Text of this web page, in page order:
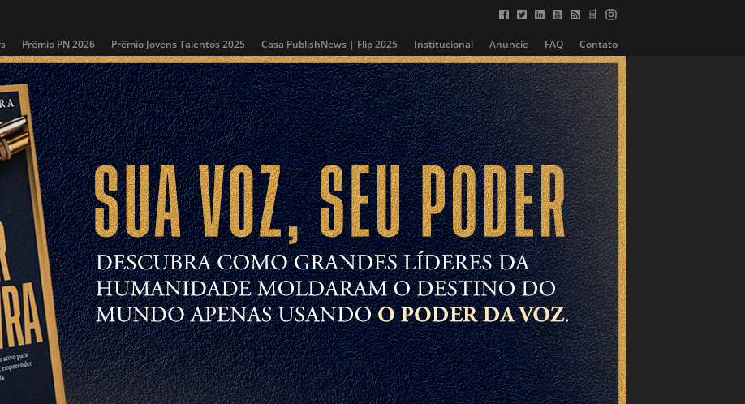
Prêmio PN 2026 Prêmio Jovens Talentos 2025 Casa PublishNews | Flip 2025 Institucional Anuncie FAQ Contato